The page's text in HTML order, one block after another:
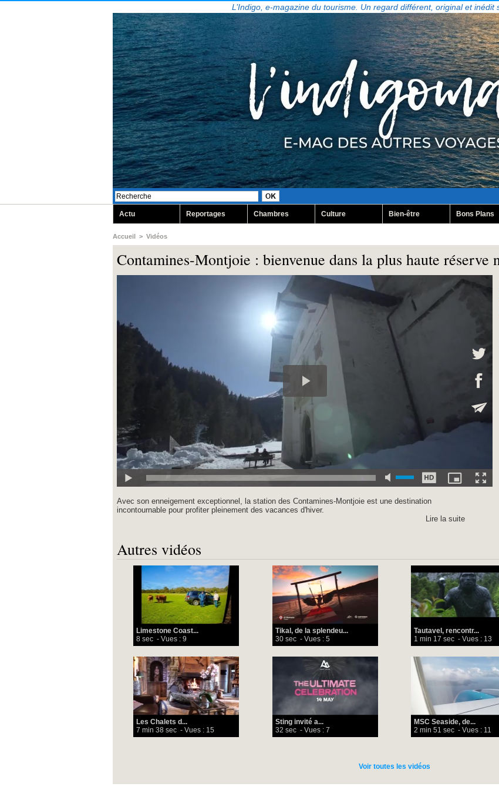
L’Indigo, e-magazine du tourisme. Un regard différent, original et inédit
Actu Reportages Chambres Culture Bien-être Bons Plans
Accueil > Vidéos
Contamines-Montjoie : bienvenue dans la plus haute réserve
Avec son enneigement exceptionnel, la station des Contamines-Montjoie est une destination
incontournable pour profiter pleinement des vacances d'hiver.
Lire la suite
Autres vidéos
Limestone Coast...
8 sec - Vues : 9
Tikal, de la splendeu...
30 sec - Vues : 5
Tautavel, rencontr...
1 min 17 sec - Vues : 13
Les Chalets d...
7 min 38 sec - Vues : 15
Sting invité a...
32 sec - Vues : 7
MSC Seaside, de...
2 min 51 sec - Vues : 11
Voir toutes les vidéos